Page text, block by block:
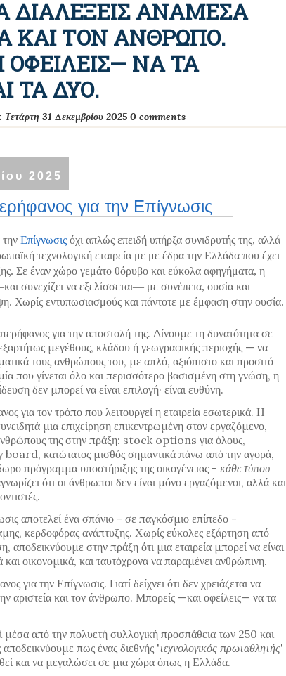
ΔΙΑΛΕΞΕΙΣ ΑΝΑΜΕΣΑ
ΚΑΙ ΤΟΝ ΑΝΘΡΩΠΟ.
ΝΑ ΤΑ
ΤΑ ΔΥΟ.
Τετάρτη 31 Δεκεμβρίου 2025 0 comments
2025
για την Επίγνωσις
την Επίγνωσις όχι απλώς επειδή υπήρξα συνιδρυτής της, αλλά
τεχνολογική εταιρεία με με έδρα την Ελλάδα που έχει
Σε έναν χώρο γεμάτο θόρυβο και εύκολα αφηγήματα, η
συνεχίζει να εξελίσσεται— με συνέπεια, ουσία και
Χωρίς εντυπωσιασμούς και πάντοτε με έμφαση στην ουσία.
για την αποστολή της. Δίνουμε τη δυνατότητα σε
μεγέθους, κλάδου ή γεωγραφικής περιοχής — να
τους ανθρώπους του, με απλό, αξιόπιστο και προσιτό
που γίνεται όλο και περισσότερο βασισμένη στη γνώση, η
δεν μπορεί να είναι επιλογή· είναι ευθύνη.
για τον τρόπο που λειτουργεί η εταιρεία εσωτερικά. Η
μια επιχείρηση επικεντρωμένη στον εργαζόμενο,
της στην πράξη: stock options για όλους,
κατώτατος μισθός σημαντικά πάνω από την αγορά,
πρόγραμμα υποστήριξης της οικογένειας - κάθε τύπου
ότι οι άνθρωποι δεν είναι μόνο εργαζόμενοι, αλλά και
αποτελεί ένα σπάνιο - σε παγκόσμιο επίπεδο -
κερδοφόρας ανάπτυξης. Χωρίς εύκολες εξάρτηση από
αποδεικνύουμε στην πράξη ότι μια εταιρεία μπορεί να είναι
και οικονομικά, και ταυτόχρονα να παραμένει ανθρώπινη.
για την Επίγνωσις. Γιατί δείχνει ότι δεν χρειάζεται να
αριστεία και τον άνθρωπο. Μπορείς —και οφείλεις— να τα
μέσα από την πολυετή συλλογική προσπάθεια των 250 και
πως ένας διεθνής 'τεχνολογικός πρωταθλητής'
και να μεγαλώσει σε μια χώρα όπως η Ελλάδα.